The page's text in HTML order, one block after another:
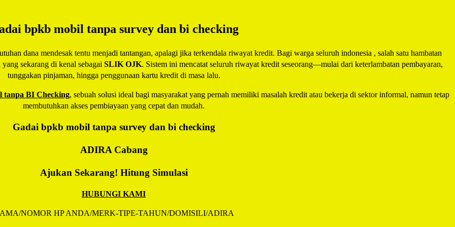
bpkb mobil tanpa survey dan bi checking
dana mendesak tentu menjadi tantangan, apalagi jika terkendala riwayat kredit. Bagi warga seluruh indonesia , salah satu hambatan
yang sekarang di kenal sebagai SLIK OJK. Sistem ini mencatat seluruh riwayat kredit seseorang—mulai dari keterlambatan pembayaran,
tunggakan pinjaman, hingga penggunaan kartu kredit di masa lalu.
tanpa BI Checking, sebuah solusi ideal bagi masyarakat yang pernah memiliki masalah kredit atau bekerja di sektor informal, namun tetap
membutuhkan akses pembiayaan yang cepat dan mudah.
Gadai bpkb mobil tanpa survey dan bi checking
ADIRA Cabang
Ajukan Sekarang! Hitung Simulasi
HUBUNGI KAMI
NOMOR HP ANDA/MERK-TIPE-TAHUN/DOMISILI/ADIRA